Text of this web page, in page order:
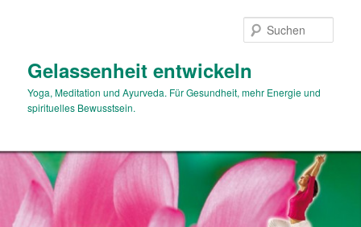
Gelassenheit entwickeln
Yoga, Meditation und Ayurveda. Für Gesundheit, mehr Energie und
spirituelles Bewusstsein.